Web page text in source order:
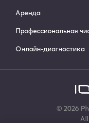
© 2026
Аренда
Профессиональная
Онлайн-диагностика